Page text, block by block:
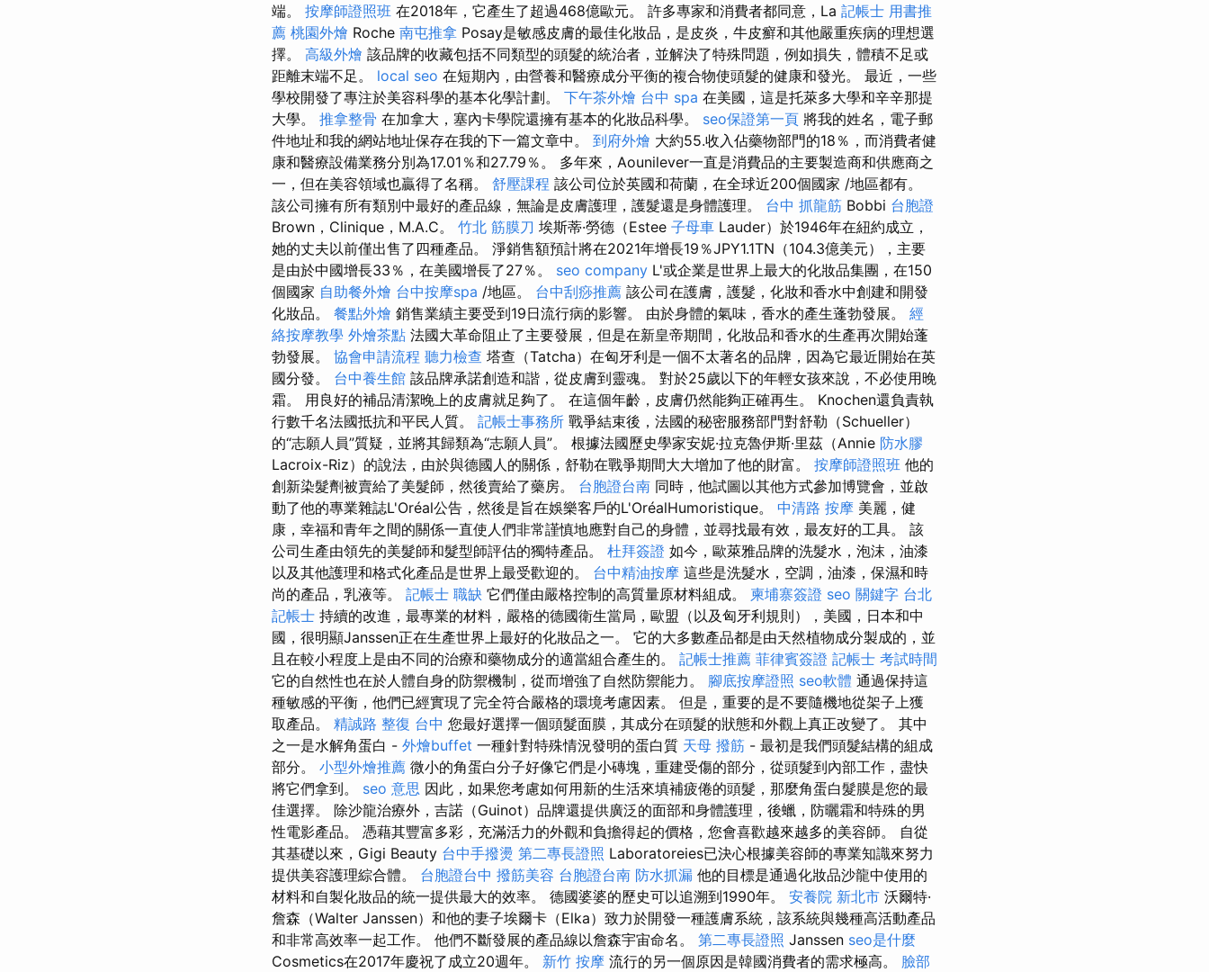
端。 按摩師證照班 在2018年，它產生了超過468億歐元。 許多專家和消費者都同意，La 記帳士 用書推
薦 桃園外燴 Roche 南屯推拿 Posay是敏感皮膚的最佳化妝品，是皮炎，牛皮癬和其他嚴重疾病的理想選
擇。 高級外燴 該品牌的收藏包括不同類型的頭髮的統治者，並解決了特殊問題，例如損失，體積不足或
距離末端不足。 local seo 在短期內，由營養和醫療成分平衡的複合物使頭髮的健康和發光。 最近，一些
學校開發了專注於美容科學的基本化學計劃。 下午茶外燴 台中 spa 在美國，這是托萊多大學和辛辛那提
大學。 推拿整骨 在加拿大，塞內卡學院還擁有基本的化妝品科學。 seo保證第一頁 將我的姓名，電子郵
件地址和我的網站地址保存在我的下一篇文章中。 到府外燴 大約55.收入佔藥物部門的18％，而消費者健
康和醫療設備業務分別為17.01％和27.79％。 多年來，Aounilever一直是消費品的主要製造商和供應商之
一，但在美容領域也贏得了名稱。 舒壓課程 該公司位於英國和荷蘭，在全球近200個國家 /地區都有。
該公司擁有所有類別中最好的產品線，無論是皮膚護理，護髮還是身體護理。 台中 抓龍筋 Bobbi 台胞證
Brown，Clinique，M.A.C。 竹北 筋膜刀 埃斯蒂·勞德（Estee 子母車 Lauder）於1946年在紐約成立，
她的丈夫以前僅出售了四種產品。 淨銷售額預計將在2021年增長19％JPY1.1TN（104.3億美元），主要
是由於中國增長33％，在美國增長了27％。 seo company L'或企業是世界上最大的化妝品集團，在150
個國家 自助餐外燴 台中按摩spa /地區。 台中刮痧推薦 該公司在護膚，護髮，化妝和香水中創建和開發
化妝品。 餐點外燴 銷售業績主要受到19日流行病的影響。 由於身體的氣味，香水的產生蓬勃發展。 經
絡按摩教學 外燴茶點 法國大革命阻止了主要發展，但是在新皇帝期間，化妝品和香水的生產再次開始蓬
勃發展。 協會申請流程 聽力檢查 塔查（Tatcha）在匈牙利是一個不太著名的品牌，因為它最近開始在英
國分發。 台中養生館 該品牌承諾創造和諧，從皮膚到靈魂。 對於25歲以下的年輕女孩來說，不必使用晚
霜。 用良好的補品清潔晚上的皮膚就足夠了。 在這個年齡，皮膚仍然能夠正確再生。 Knochen還負責執
行數千名法國抵抗和平民人質。 記帳士事務所 戰爭結束後，法國的秘密服務部門對舒勒（Schueller）
的“志願人員”質疑，並將其歸類為“志願人員”。 根據法國歷史學家安妮·拉克魯伊斯·里茲（Annie 防水膠
Lacroix-Riz）的說法，由於與德國人的關係，舒勒在戰爭期間大大增加了他的財富。 按摩師證照班 他的
創新染髮劑被賣給了美髮師，然後賣給了藥房。 台胞證台南 同時，他試圖以其他方式參加博覽會，並啟
動了他的專業雜誌L'Oréal公告，然後是旨在娛樂客戶的L'OréalHumoristique。 中清路 按摩 美麗，健
康，幸福和青年之間的關係一直使人們非常謹慎地應對自己的身體，並尋找最有效，最友好的工具。 該
公司生產由領先的美髮師和髮型師評估的獨特產品。 杜拜簽證 如今，歐萊雅品牌的洗髮水，泡沫，油漆
以及其他護理和格式化產品是世界上最受歡迎的。 台中精油按摩 這些是洗髮水，空調，油漆，保濕和時
尚的產品，乳液等。 記帳士 職缺 它們僅由嚴格控制的高質量原材料組成。 柬埔寨簽證 seo 關鍵字 台北
記帳士 持續的改進，最專業的材料，嚴格的德國衛生當局，歐盟（以及匈牙利規則），美國，日本和中
國，很明顯Janssen正在生產世界上最好的化妝品之一。 它的大多數產品都是由天然植物成分製成的，並
且在較小程度上是由不同的治療和藥物成分的適當組合產生的。 記帳士推薦 菲律賓簽證 記帳士 考試時間
它的自然性也在於人體自身的防禦機制，從而增強了自然防禦能力。 腳底按摩證照 seo軟體 通過保持這
種敏感的平衡，他們已經實現了完全符合嚴格的環境考慮因素。 但是，重要的是不要隨機地從架子上獲
取產品。 精誠路 整復 台中 您最好選擇一個頭髮面膜，其成分在頭髮的狀態和外觀上真正改變了。 其中
之一是水解角蛋白 - 外燴buffet 一種針對特殊情況發明的蛋白質 天母 撥筋 - 最初是我們頭髮結構的組成
部分。 小型外燴推薦 微小的角蛋白分子好像它們是小磚塊，重建受傷的部分，從頭髮到內部工作，盡快
將它們拿到。 seo 意思 因此，如果您考慮如何用新的生活來填補疲倦的頭髮，那麼角蛋白髮膜是您的最
佳選擇。 除沙龍治療外，吉諾（Guinot）品牌還提供廣泛的面部和身體護理，後蠟，防曬霜和特殊的男
性電影產品。 憑藉其豐富多彩，充滿活力的外觀和負擔得起的價格，您會喜歡越來越多的美容師。 自從
其基礎以來，Gigi Beauty 台中手撥燙 第二專長證照 Laboratoreies已決心根據美容師的專業知識來努力
提供美容護理綜合體。 台胞證台中 撥筋美容 台胞證台南 防水抓漏 他的目標是通過化妝品沙龍中使用的
材料和自製化妝品的統一提供最大的效率。 德國婆婆的歷史可以追溯到1990年。 安養院 新北市 沃爾特·
詹森（Walter Janssen）和他的妻子埃爾卡（Elka）致力於開發一種護膚系統，該系統與幾種高活動產品
和非常高效率一起工作。 他們不斷發展的產品線以詹森宇宙命名。 第二專長證照 Janssen seo是什麼
Cosmetics在2017年慶祝了成立20週年。 新竹 按摩 流行的另一個原因是韓國消費者的需求極高。 臉部